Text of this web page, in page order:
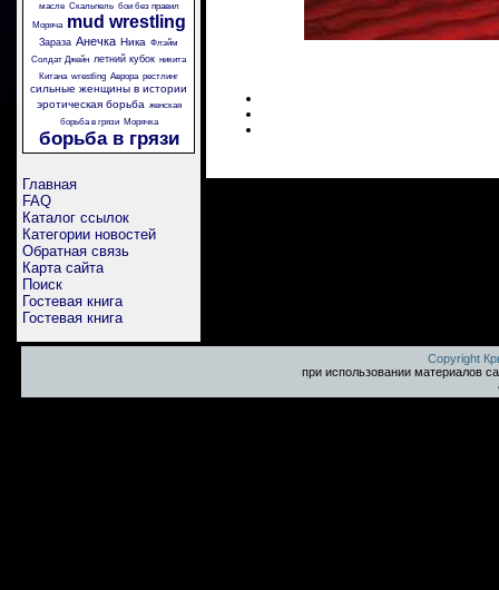
масле Скальпель бои без правил
Моряча
mud wrestling
Зараза Анечка Ника Флэйм
Солдат Джейн летний кубок никита
Китана wrestling Аврора рестлинг
сильные женщины в истории
эротическая борьба женская
борьба в грязи
Морячка
борьба в грязи
Главная
FAQ
Каталог ссылок
Категории новостей
Обратная связь
Карта сайта
Поиск
Гостевая книга
Гостевая книга
Copyright
при использовании материалов